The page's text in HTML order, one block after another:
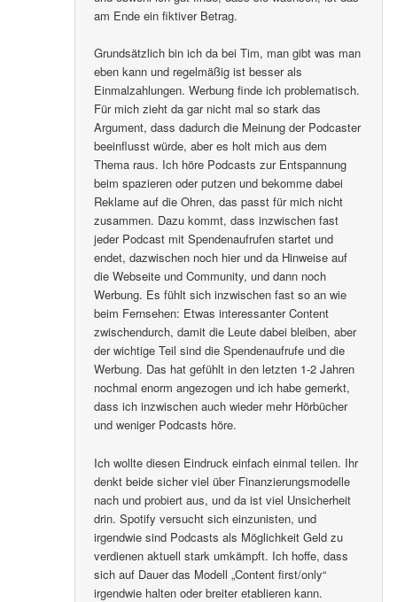
am Ende ein fiktiver Betrag.
Grundsätzlich bin ich da bei Tim, man gibt was man
eben kann und regelmäßig ist besser als
Einmalzahlungen. Werbung finde ich problematisch.
Für mich zieht da gar nicht mal so stark das
Argument, dass dadurch die Meinung der Podcaster
beeinflusst würde, aber es holt mich aus dem
Thema raus. Ich höre Podcasts zur Entspannung
beim spazieren oder putzen und bekomme dabei
Reklame auf die Ohren, das passt für mich nicht
zusammen. Dazu kommt, dass inzwischen fast
jeder Podcast mit Spendenaufrufen startet und
endet, dazwischen noch hier und da Hinweise auf
die Webseite und Community, und dann noch
Werbung. Es fühlt sich inzwischen fast so an wie
beim Fernsehen: Etwas interessanter Content
zwischendurch, damit die Leute dabei bleiben, aber
der wichtige Teil sind die Spendenaufrufe und die
Werbung. Das hat gefühlt in den letzten 1-2 Jahren
nochmal enorm angezogen und ich habe gemerkt,
dass ich inzwischen auch wieder mehr Hörbücher
und weniger Podcasts höre.
Ich wollte diesen Eindruck einfach einmal teilen. Ihr
denkt beide sicher viel über Finanzierungsmodelle
nach und probiert aus, und da ist viel Unsicherheit
drin. Spotify versucht sich einzunisten, und
irgendwie sind Podcasts als Möglichkeit Geld zu
verdienen aktuell stark umkämpft. Ich hoffe, dass
sich auf Dauer das Modell „Content first/only“
irgendwie halten oder breiter etablieren kann.